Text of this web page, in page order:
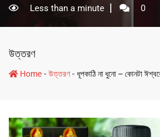
Less than a minute
0
উত্তরণ
Home - উত্তরণ- ধূপকাঠি না ধুনো – কোনটা